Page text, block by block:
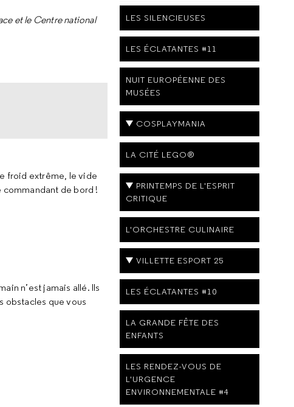
et le Centre national
froid extrême, le vide
commandant de bord !
n’est jamais allé. Ils
obstacles que vous
LES SILENCIEUSES
LES ÉCLATANTES #11
NUIT EUROPÉENNE DES
MUSÉES
COSPLAYMANIA
LA CITÉ LEGO®
PRINTEMPS DE L'ESPRIT
CRITIQUE
L'ORCHESTRE CULINAIRE
VILLETTE ESPORT 25
LES ÉCLATANTES #10
LA GRANDE FÊTE DES
ENFANTS
LES RENDEZ-VOUS DE
L'URGENCE
ENVIRONNEMENTALE #4